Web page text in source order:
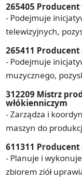
265405
- Podejmuje
telewizyjnych,
265411
- Podejmuje
muzycznego,
312209 Mistrz
włókienniczym
- Zarządza i
maszyn do
611311 Producent
- Planuje i
zbiorem ziół